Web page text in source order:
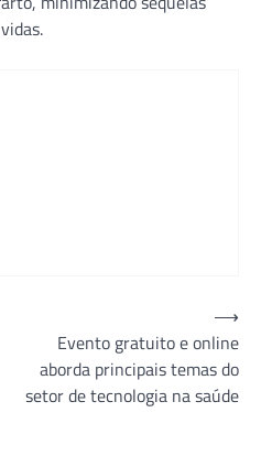
Evento gratuito e online
aborda principais temas do
setor de tecnologia na saúde
⟶